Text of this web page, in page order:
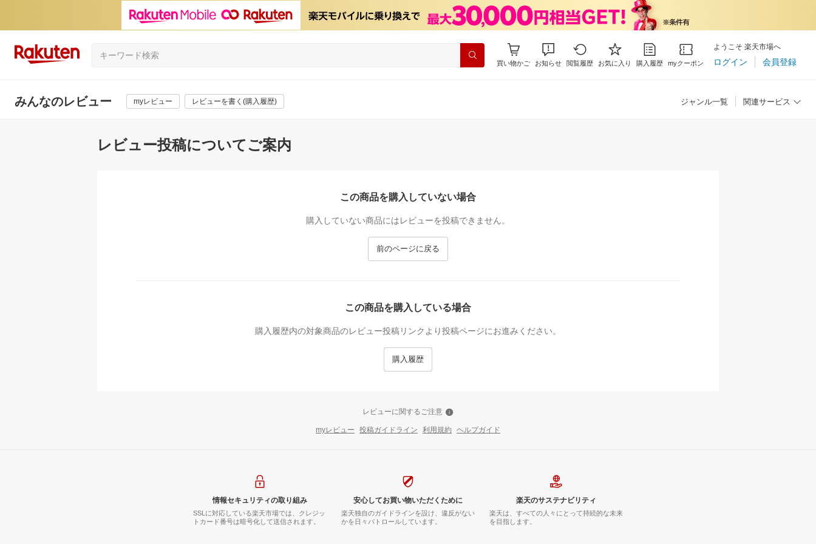
買い物かご お知らせ 閲覧履歴 お気に入り 購入履歴 myクーポン
ようこそ 楽天市場へ
ログイン 会員登録
みんなのレビュー myレビュー レビューを書く(購入履歴) ジャンル一覧 関連サービス
レビュー投稿についてご案内
この商品を購入していない場合
購入していない商品にはレビューを投稿できません。
前のページに戻る
この商品を購入している場合
購入履歴内の対象商品のレビュー投稿リンクより投稿ページにお進みください。
購入履歴
レビューに関するご注意
myレビュー 投稿ガイドライン 利用規約 ヘルプガイド
情報セキュリティの取り組み
SSLに対応している楽天市場では、クレジッ
トカード番号は暗号化して送信されます。
安心してお買い物いただくために
楽天独自のガイドラインを設け、違反がない
かを日々パトロールしています。
楽天のサステナビリティ
楽天は、すべての人々にとって持続的な未来
を目指します。